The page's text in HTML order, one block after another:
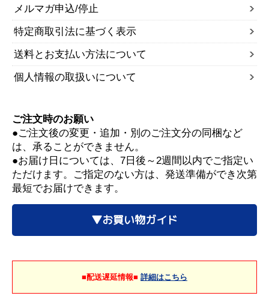
メルマガ申込/停止
特定商取引法に基づく表示
送料とお支払い方法について
個人情報の取扱いについて
ご注文時のお願い
●ご注文後の変更・追加・別のご注文分の同梱など
は、承ることができません。
●お届け日については、7日後～2週間以内でご指定い
ただけます。ご指定のない方は、発送準備ができ次第
最短でお届けできます。
▼お買い物ガイド
■配送遅延情報■ 詳細はこちら